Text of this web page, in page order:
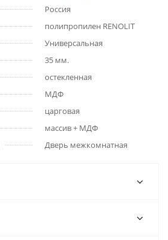
Россия
полипропилен RENOLIT
Универсальная
35 мм.
остекленная
МДФ
царговая
массив + МДФ
Дверь межкомнатная